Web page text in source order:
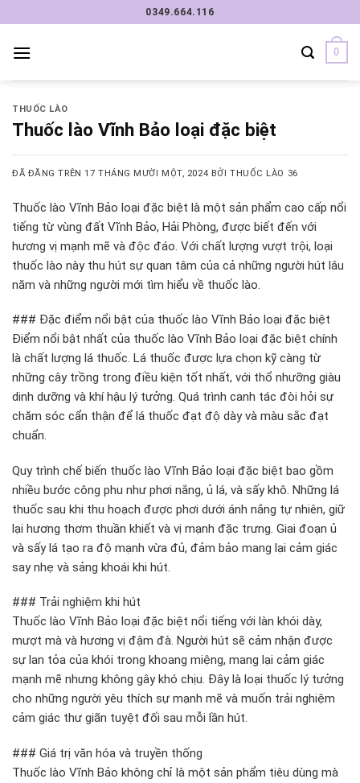
đến
nội
0349.664.116
0
THUỐC LÀO
Thuốc lào Vĩnh Bảo loại đặc biệt
ĐÃ ĐĂNG TRÊN17 THÁNG MƯỜI MỘT, 2024 BỞI THUỐC LÀO 36
Thuốc lào Vĩnh Bảo loại đặc biệt là một sản phẩm cao cấp nổi
tiếng từ vùng đất Vĩnh Bảo, Hải Phòng, được biết đến với
hương vị mạnh mẽ và độc đáo. Với chất lượng vượt trội, loại
thuốc lào này thu hút sự quan tâm của cả những người hút lâu
năm và những người mới tìm hiểu về thuốc lào.
### Đặc điểm nổi bật của thuốc lào Vĩnh Bảo loại đặc biệt
Điểm nổi bật nhất của thuốc lào Vĩnh Bảo loại đặc biệt chính
là chất lượng lá thuốc. Lá thuốc được lựa chọn kỹ càng từ
những cây trồng trong điều kiện tốt nhất, với thổ nhưỡng giàu
dinh dưỡng và khí hậu lý tưởng. Quá trình canh tác đòi hỏi sự
chăm sóc cẩn thận để lá thuốc đạt độ dày và màu sắc đạt
chuẩn.
Quy trình chế biến thuốc lào Vĩnh Bảo loại đặc biệt bao gồm
nhiều bước công phu như phơi nắng, ủ lá, và sấy khô. Những lá
thuốc sau khi thu hoạch được phơi dưới ánh nắng tự nhiên, giữ
lại hương thơm thuần khiết và vị mạnh đặc trưng. Giai đoạn ủ
và sấy lá tạo ra độ mạnh vừa đủ, đảm bảo mang lại cảm giác
say nhẹ và sảng khoái khi hút.
### Trải nghiệm khi hút
Thuốc lào Vĩnh Bảo loại đặc biệt nổi tiếng với làn khói dày,
mượt mà và hương vị đậm đà. Người hút sẽ cảm nhận được
sự lan tỏa của khói trong khoang miệng, mang lại cảm giác
mạnh mẽ nhưng không gây khó chịu. Đây là loại thuốc lý tưởng
cho những người yêu thích sự mạnh mẽ và muốn trải nghiệm
cảm giác thư giãn tuyệt đối sau mỗi lần hút.
### Giá trị văn hóa và truyền thống
Thuốc lào Vĩnh Bảo không chỉ là một sản phẩm tiêu dùng mà